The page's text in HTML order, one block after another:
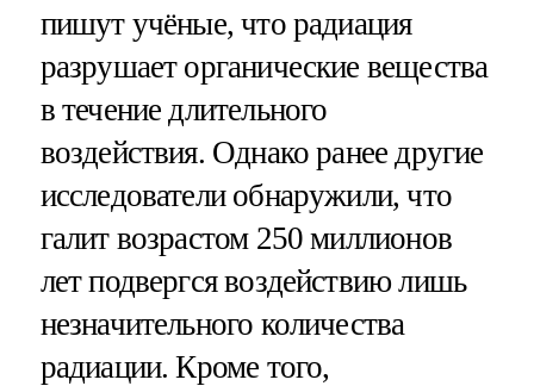
пишут учёные, что радиация
разрушает органические вещества
в течение длительного
воздействия. Однако ранее другие
исследователи обнаружили, что
галит возрастом 250 миллионов
лет подвергся воздействию лишь
незначительного количества
радиации. Кроме того,